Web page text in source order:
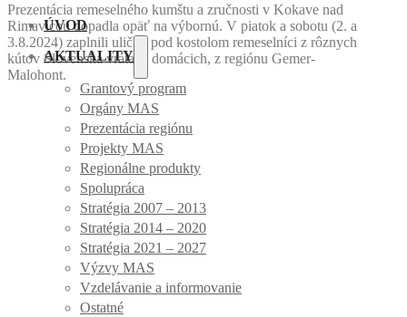
ÚVOD
AKTUALITY
Grantový program
Orgány MAS
Prezentácia regiónu
Projekty MAS
Regionálne produkty
Spolupráca
Stratégia 2007 – 2013
Stratégia 2014 – 2020
Stratégia 2021 – 2027
Výzvy MAS
Vzdelávanie a informovanie
Ostatné
Prezentácia remeselného kumštu a zručnosti v Kokave nad
Rimavicou dopadla opäť na výbornú. V piatok a sobotu (2. a
3.8.2024) zaplnili uličku pod kostolom remeselníci z rôznych
kútov Slovenska vrátane domácich, z regiónu Gemer-
Malohont.